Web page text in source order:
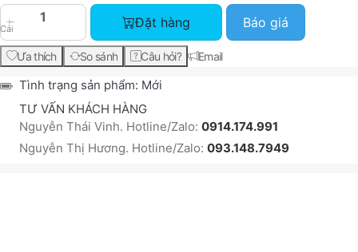
Cái
Máy in kim Epson LQ-2090IIN Dot Matrix
Đặt hàng Báo giá
Ưa thích So sánh Câu hỏi? Email
Tình trạng sản phẩm: Mới
TƯ VẤN KHÁCH HÀNG
Nguyễn Thái Vinh. Hotline/Zalo: 0914.174.991
Nguyễn Thị Hương. Hotline/Zalo: 093.148.7949